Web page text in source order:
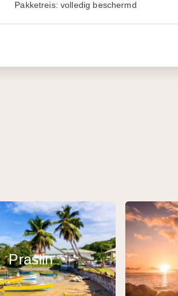
Pakketreis: volledig beschermd
Praslin